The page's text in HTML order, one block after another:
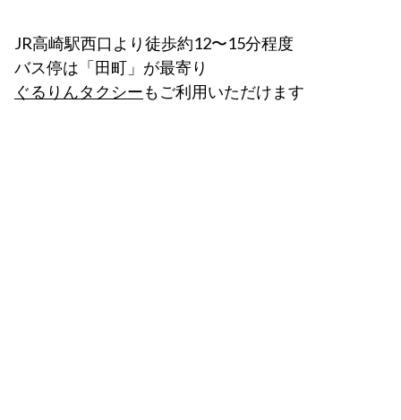
JR高崎駅西口より徒歩約12〜15分程度
バス停は「田町」が最寄り
ぐるりんタクシーもご利用いただけます